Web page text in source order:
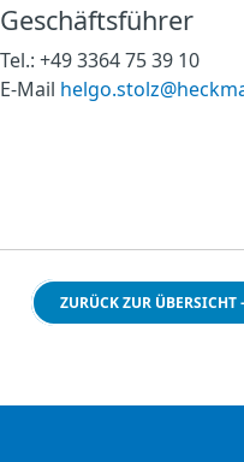
Geschäftsführer
Tel.: +49 3364 75 39 10
E-Mail
ZURÜCK ZUR